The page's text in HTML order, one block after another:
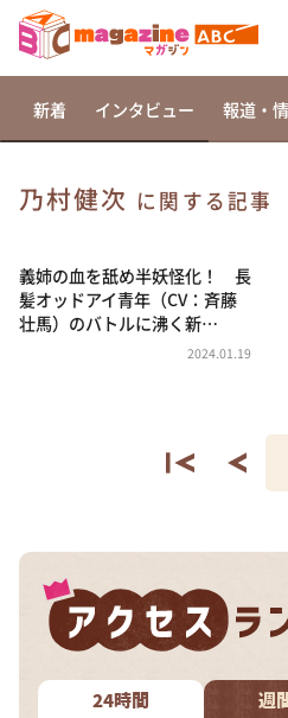
相席食堂
これ余談なんですけど・・・
～人生密着トークバラエテ
news おかえり
河合＆A.B.C-Z塚田×福井ア
朝だ！生です旅サラダ
ＬＩＦＥ～夢のカタチ～
新着 インタビュー 報道・
乃村健次 に関する記事
義姉の血を舐め半妖怪化！ 長
髪オッドアイ青年（CV：斉藤
壮馬）のバトルに沸く新…
2024.01.19
24時間 週